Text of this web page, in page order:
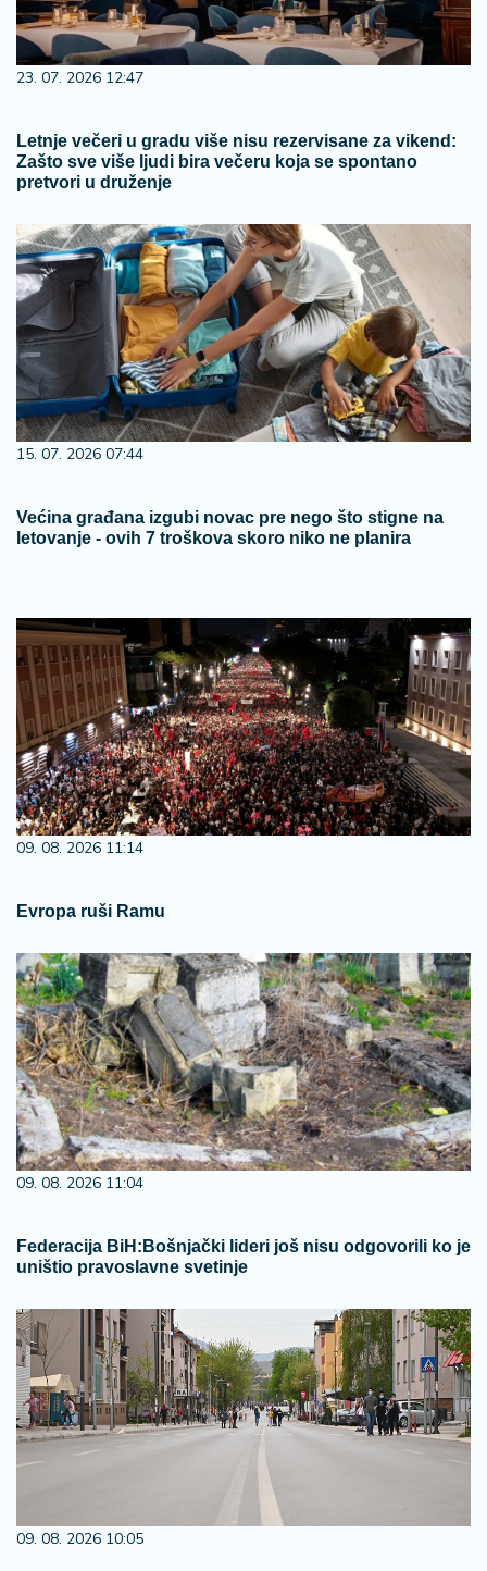
23. 07. 2026 12:47
Letnje večeri u gradu više nisu rezervisane za vikend:
Zašto sve više ljudi bira večeru koja se spontano
pretvori u druženje
15. 07. 2026 07:44
Većina građana izgubi novac pre nego što stigne na
letovanje - ovih 7 troškova skoro niko ne planira
09. 08. 2026 11:14
Evropa ruši Ramu
09. 08. 2026 11:04
Federacija BiH:Bošnjački lideri još nisu odgovorili ko je
uništio pravoslavne svetinje
09. 08. 2026 10:05